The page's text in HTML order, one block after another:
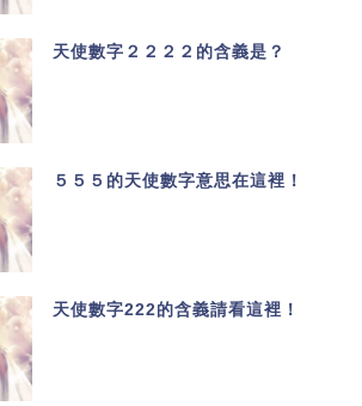
天使數字２２２２的含義是？
５５５的天使數字意思在這裡！
天使數字222的含義請看這裡！